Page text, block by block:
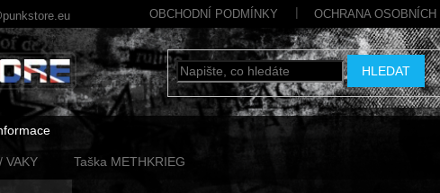
OBCHODNÍ PODMÍNKY OCHRANA
HLEDAT
VAKY Taška METHKRIEG